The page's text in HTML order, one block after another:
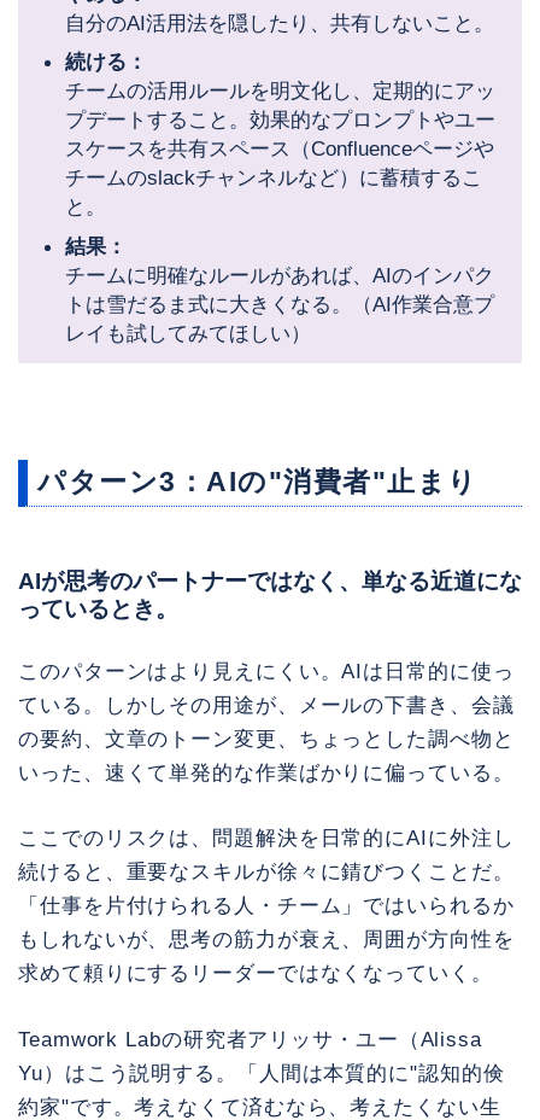
自分のAI活用法を隠したり、共有しないこと。
続ける：
チームの活用ルールを明文化し、定期的にアッ
プデートすること。効果的なプロンプトやユー
スケースを共有スペース（Confluenceページや
チームのslackチャンネルなど）に蓄積するこ
と。
結果：
チームに明確なルールがあれば、AIのインパク
トは雪だるま式に大きくなる。（AI作業合意プ
レイも試してみてほしい）
パターン3：AIの"消費者"止まり
AIが思考のパートナーではなく、単なる近道にな
っているとき。
このパターンはより見えにくい。AIは日常的に使っ
ている。しかしその用途が、メールの下書き、会議
の要約、文章のトーン変更、ちょっとした調べ物と
いった、速くて単発的な作業ばかりに偏っている。
ここでのリスクは、問題解決を日常的にAIに外注し
続けると、重要なスキルが徐々に錆びつくことだ。
「仕事を片付けられる人・チーム」ではいられるか
もしれないが、思考の筋力が衰え、周囲が方向性を
求めて頼りにするリーダーではなくなっていく。
Teamwork Labの研究者アリッサ・ユー（Alissa
Yu）はこう説明する。「人間は本質的に"認知的倹
約家"です。考えなくて済むなら、考えたくない生